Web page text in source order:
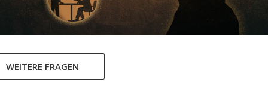
WEITERE FRAGEN